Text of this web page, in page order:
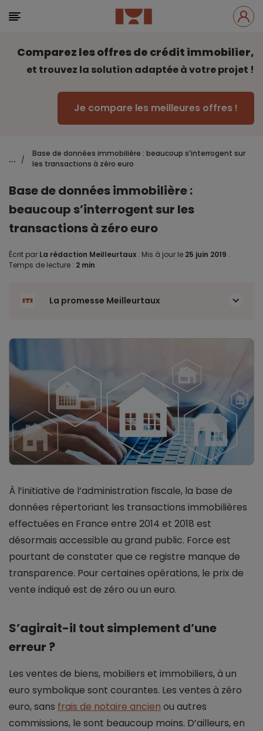
Comparez les offres de crédit immobilier,
et trouvez la solution adaptée à votre projet !
Je compare les meilleures offres !
... /
Base de données immobilière : beaucoup s’interrogent sur
les transactions à zéro euro
Base de données immobilière :
beaucoup s’interrogent sur les
transactions à zéro euro
Écrit par La rédaction Meilleurtaux . Mis à jour le 25 juin 2019 .
Temps de lecture : 2 min
La promesse Meilleurtaux
À l’initiative de l’administration fiscale, la base de
données répertoriant les transactions immobilières
effectuées en France entre 2014 et 2018 est
désormais accessible au grand public. Force est
pourtant de constater que ce registre manque de
transparence. Pour certaines opérations, le prix de
vente indiqué est de zéro ou un euro.
S’agirait-il tout simplement d’une
erreur ?
Les ventes de biens, mobiliers et immobiliers, à un
euro symbolique sont courantes. Les ventes à zéro
euro, sans frais de notaire ancien ou autres
commissions, le sont beaucoup moins. D’ailleurs, en